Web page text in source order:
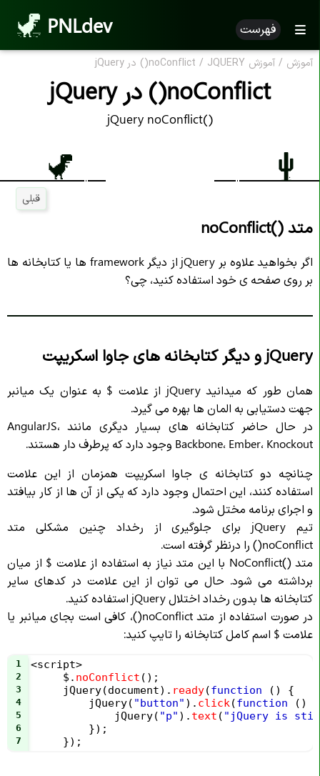
PNLdev فهرست
آموزش / آموزش JQUERY / noConflict() در jQuery
noConflict() در jQuery
jQuery noConflict()
قبلی
متد ()noConflict
اگر بخواهید علاوه بر jQuery از دیگر framework ها یا کتابخانه ها
بر روی صفحه ی خود استفاده کنید، چی؟
jQuery و دیگر کتابخانه های جاوا اسکریپت
همان طور که میدانید jQuery از علامت $ به عنوان یک میانبر
جهت دستیابی به المان ها بهره می گیرد.
در حال حاضر کتابخانه های بسیار دیگری مانند AngularJS،
Backbone، Ember، Knockout وجود دارد که پرطرف دار هستند.
چنانچه دو کتابخانه ی جاوا اسکریپت همزمان از این علامت
استفاده کنند، این احتمال وجود دارد که یکی از آن ها از کار بیافتد
و اجرای برنامه مختل شود.
تیم jQuery برای جلوگیری از رخداد چنین مشکلی متد
noConflict() را درنظر گرفته است.
متد ()NoConflict با این متد نیاز به استفاده از علامت $ از میان
برداشته می شود. حال می توان از این علامت در کدهای سایر
کتابخانه ها بدون رخداد اختلال jQuery استفاده کنید.
در صورت استفاده از متد noConflict()، کافی است بجای میانبر یا
علامت $ اسم کامل کتابخانه را تایپ کنید:
1 <script>
2 $ . noConflict ();
3 jQuery(document). ready(function () {
4 jQuery( "button" ). click (function () {
5 jQuery( "p" ). text ( "jQuery is
6
         });
7
     });